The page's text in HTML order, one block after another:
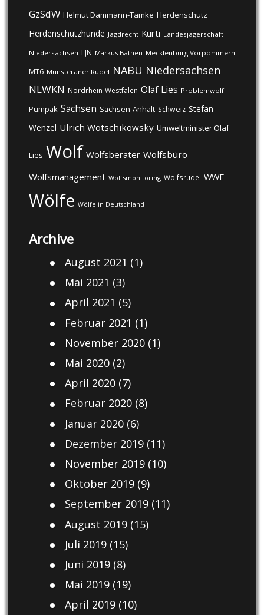
GzSdW Helmut Dammann-Tamke Herdenschutz
Herdenschutzhunde Jagdrecht Kurti Landesjägerschaft
Niedersachsen LJN Markus Bathen Mecklenburg Vorpommern
MT6 Munsteraner Rudel NABU Niedersachsen
NLWKN Nordrhein-Westfalen Olaf Lies Problemwolf
Pumpak Sachsen Sachsen-Anhalt Schweiz Stefan
Wenzel Ulrich Wotschikowsky Umweltminister Olaf
Lies Wolf Wolfsberater Wolfsbüro
Wolfsmanagement Wolfsmonitoring Wolfsrudel WWF
Wölfe Wölfe in Deutschland
Archive
August 2021 (1)
Mai 2021 (3)
April 2021 (5)
Februar 2021 (1)
November 2020(1)
Mai 2020(2)
April 2020(7)
Februar 2020(8)
Januar 2020(6)
Dezember 2019(11)
November 2019(10)
Oktober 2019(9)
September 2019(11)
August 2019(15)
Juli 2019(15)
Juni 2019(8)
Mai 2019(19)
April 2019(10)